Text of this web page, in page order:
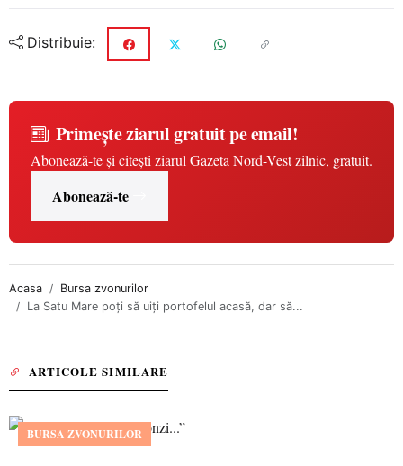
Distribuie:
Primește ziarul gratuit pe email!
Abonează-te și citești ziarul Gazeta Nord-Vest zilnic, gratuit.
Abonează-te
Acasa
Bursa zvonurilor
La Satu Mare poți să uiți portofelul acasă, dar să...
ARTICOLE SIMILARE
BURSA ZVONURILOR